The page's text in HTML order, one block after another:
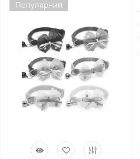
Популярний